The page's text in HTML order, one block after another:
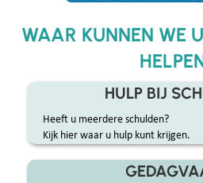
WAAR KUNNEN WE
HULP BIJ
Heeft u meerdere schulden?
Kijk hier waar u hulp kunt krijgen.